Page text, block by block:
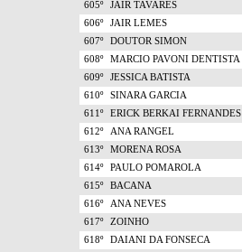
605º
JAIR TAVARES
606º
JAIR LEMES
607º
DOUTOR SIMON
608º
MARCIO PAVONI DENTISTA
609º
JESSICA BATISTA
610º
SINARA GARCIA
611º
ERICK BERKAI FERNANDES
612º
ANA RANGEL
613º
MORENA ROSA
614º
PAULO POMAROLA
615º
BACANA
616º
ANA NEVES
617º
ZOINHO
618º
DAIANI DA FONSECA